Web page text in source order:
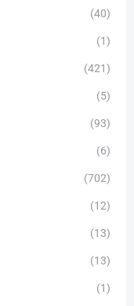
(40)
(1)
(421)
(5)
(93)
(6)
(702)
(12)
(13)
(13)
(1)